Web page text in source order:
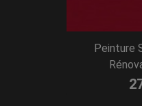
Peinture